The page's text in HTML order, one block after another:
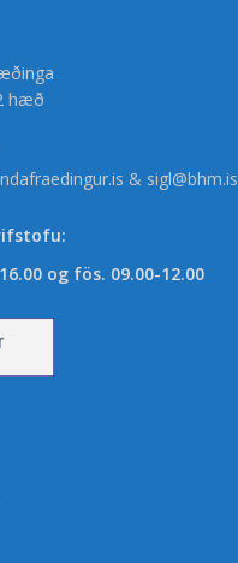
hæð
& sigl@bhm.is
og fös. 09.00-12.00